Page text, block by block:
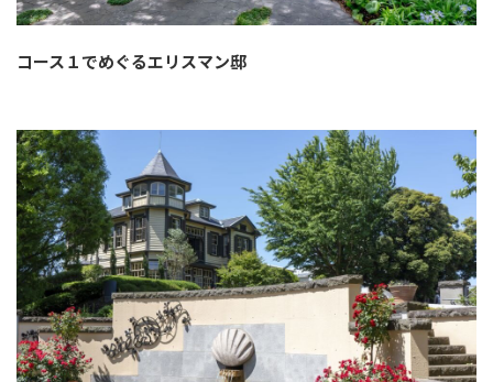
コース１でめぐるエリスマン邸